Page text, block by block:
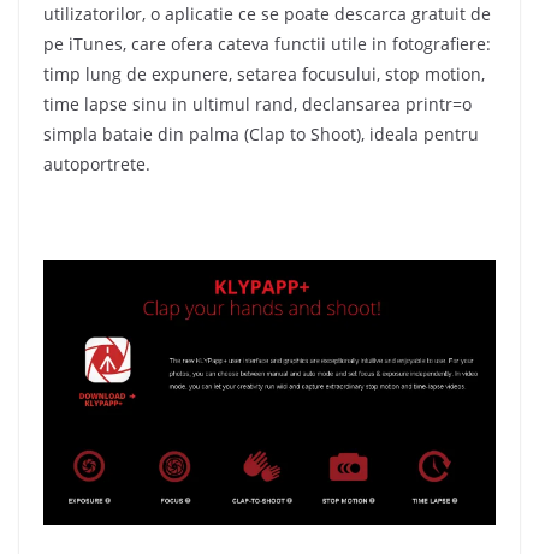
utilizatorilor, o aplicatie ce se poate descarca gratuit de
pe iTunes, care ofera cateva functii utile in fotografiere:
timp lung de expunere, setarea focusului, stop motion,
time lapse sinu in ultimul rand, declansarea printr=o
simpla bataie din palma (Clap to Shoot), ideala pentru
autoportrete.